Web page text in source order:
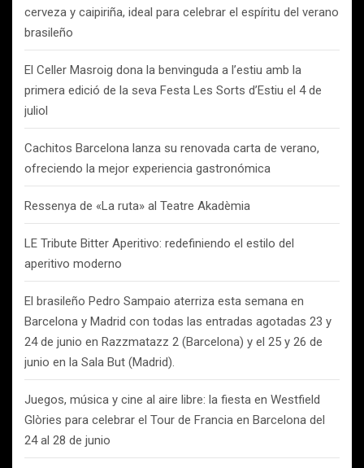
cerveza y caipiriña, ideal para celebrar el espíritu del verano
brasileño
El Celler Masroig dona la benvinguda a l’estiu amb la
primera edició de la seva Festa Les Sorts d’Estiu el 4 de
juliol
Cachitos Barcelona lanza su renovada carta de verano,
ofreciendo la mejor experiencia gastronómica
Ressenya de «La ruta» al Teatre Akadèmia
LE Tribute Bitter Aperitivo: redefiniendo el estilo del
aperitivo moderno
El brasileño Pedro Sampaio aterriza esta semana en
Barcelona y Madrid con todas las entradas agotadas 23 y
24 de junio en Razzmatazz 2 (Barcelona) y el 25 y 26 de
junio en la Sala But (Madrid).
Juegos, música y cine al aire libre: la fiesta en Westfield
Glòries para celebrar el Tour de Francia en Barcelona del
24 al 28 de junio